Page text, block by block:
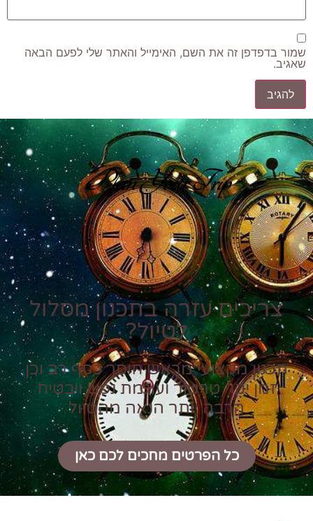
בדפדפן זה את השם, האימייל והאתר שלי לפעם הבאה
Plan Your Trip
צריכים עזרה בתכנון מסלול
לטיול?
תכנון מקצועי מראש חוסך כסף רב וכן
זמן יקר טרטור ועוגמת נפש ויבטיח
הרבה יותר הנאה מהטיול
כל הפרטים מחכים לכם כאן